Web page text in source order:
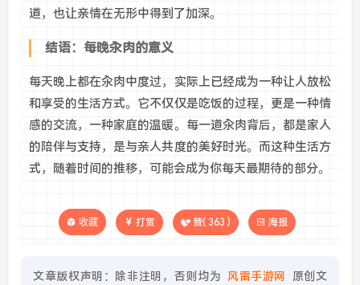
道，也让亲情在无形中得到了加深。
结语：每晚汆肉的意义
每天晚上都在汆肉中度过，实际上已经成为一种让人放松
和享受的生活方式。它不仅仅是吃饭的过程，更是一种情
感的交流，一种家庭的温暖。每一道汆肉背后，都是家人
的陪伴与支持，是与亲人共度的美好时光。而这种生活方
式，随着时间的推移，可能会成为你每天最期待的部分。
收藏 打赏 赞( 363 ) 海报
文章版权声明：除非注明，否则均为 风雷手游网
原创文